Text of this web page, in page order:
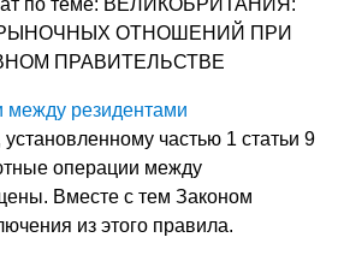
по теме: ВЕЛИКОБРИТАНИЯ:
ОТНОШЕНИЙ ПРИ
ПРАВИТЕЛЬСТВЕ
резидентами
частью 1 статьи 9
операции между
Вместе с тем Законом
из этого правила.